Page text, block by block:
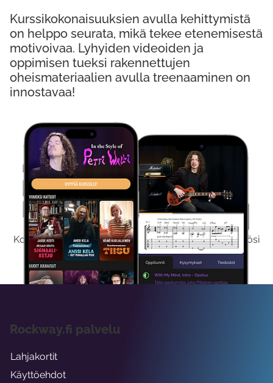
Kokeile Ilmaiseksi
Kokeilemalla ilmaiseksi saat koko sisältömme käyttöösi
viikon ajaksi.
Kurssikokonaisuuksien avulla kehittymistä
on helppo seurata, mikä tekee etenemisestä
motivoivaa. Lyhyiden videoiden ja
oppimisen tueksi rakennettujen
oheismateriaalien avulla treenaaminen on
innostavaa!
Rockway.fi palvelu
Lahjakortit
Käyttöehdot